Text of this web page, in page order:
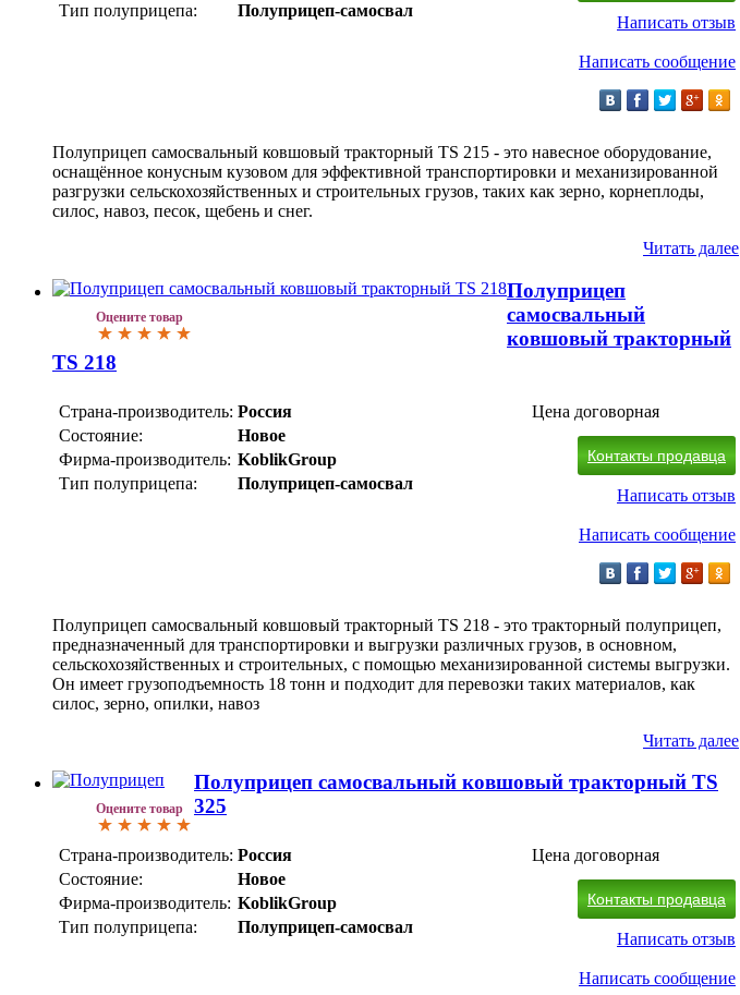
Тип полуприцепа:
Полуприцеп-самосвал
Написать отзыв
Написать сообщение
Полуприцеп самосвальный ковшовый тракторный TS 215 - это навесное оборудование,
оснащённое конусным кузовом для эффективной транспортировки и механизированной
разгрузки сельскохозяйственных и строительных грузов, таких как зерно, корнеплоды,
силос, навоз, песок, щебень и снег.
Читать далее
Оцените товар
Полуприцеп
самосвальный
ковшовый тракторный
TS 218
Страна-производитель: Россия
Состояние:
Новое
Фирма-производитель: KoblikGroup
Тип полуприцепа:
Полуприцеп-самосвал
Цена договорная
Контакты продавца
Написать отзыв
Написать сообщение
Полуприцеп самосвальный ковшовый тракторный TS 218 - это тракторный полуприцеп,
предназначенный для транспортировки и выгрузки различных грузов, в основном,
сельскохозяйственных и строительных, с помощью механизированной системы выгрузки.
Он имеет грузоподъемность 18 тонн и подходит для перевозки таких материалов, как
силос, зерно, опилки, навоз
Читать далее
Оцените товар
Полуприцеп самосвальный ковшовый тракторный TS
325
Страна-производитель: Россия
Состояние:
Новое
Фирма-производитель: KoblikGroup
Тип полуприцепа:
Полуприцеп-самосвал
Цена договорная
Контакты продавца
Написать отзыв
Написать сообщение